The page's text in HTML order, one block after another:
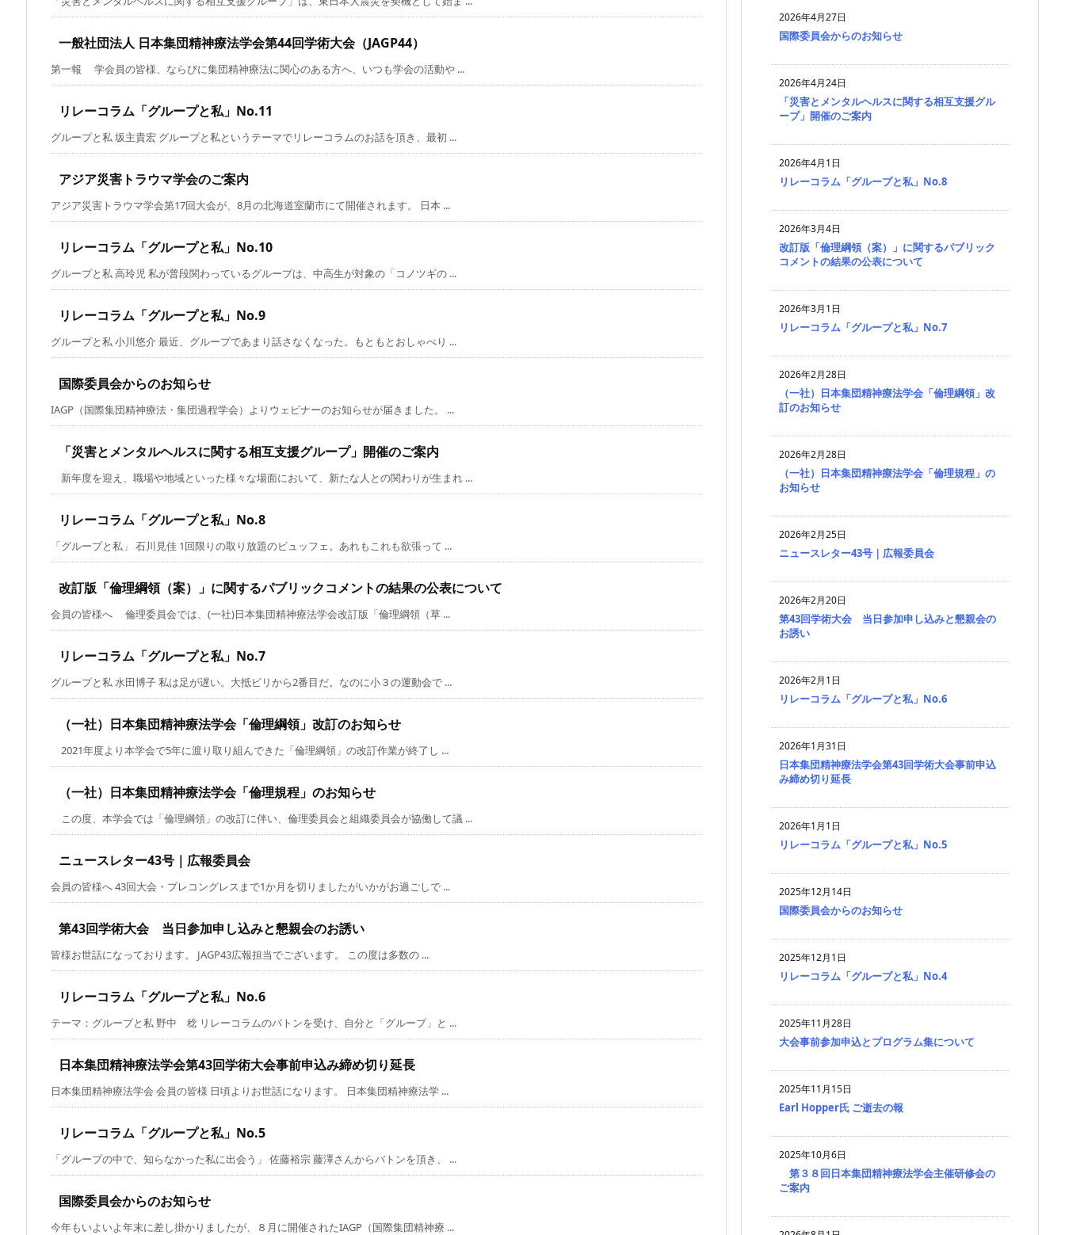
一般社団法人 日本集団精神療法学会第44回学術大会（JAGP44）
第一報 学会員の皆様、ならびに集団精神療法に関心のある方へ、いつも学会の活動や ...
リレーコラム「グループと私」No.11
グループと私 坂主貴宏 グループと私というテーマでリレーコラムのお話を頂き、最初 ...
アジア災害トラウマ学会のご案内
アジア災害トラウマ学会第17回大会が、8月の北海道室蘭市にて開催されます。 日本 ...
リレーコラム「グループと私」No.10
グループと私 高玲児 私が普段関わっているグループは、中高生が対象の「コノツギの ...
リレーコラム「グループと私」No.9
グループと私 小川悠介 最近、グループであまり話さなくなった。もともとおしゃべり ...
国際委員会からのお知らせ
IAGP（国際集団精神療法・集団過程学会）よりウェビナーのお知らせが届きました。 ...
「災害とメンタルヘルスに関する相互支援グループ」開催のご案内
新年度を迎え、職場や地域といった様々な場面において、新たな人との関わりが生まれ ...
リレーコラム「グループと私」No.8
「グループと私」 石川見佳 1回限りの取り放題のビュッフェ。あれもこれも欲張って ...
改訂版「倫理綱領（案）」に関するパブリックコメントの結果の公表について
会員の皆様へ 倫理委員会では、(一社)日本集団精神療法学会改訂版「倫理綱領（草 ...
リレーコラム「グループと私」No.7
グループと私 水田博子 私は足が遅い。大抵ビリから2番目だ。なのに小３の運動会で ...
（一社）日本集団精神療法学会「倫理綱領」改訂のお知らせ
2021年度より本学会で5年に渡り取り組んできた「倫理綱領」の改訂作業が終了し ...
（一社）日本集団精神療法学会「倫理規程」のお知らせ
この度、本学会では「倫理綱領」の改訂に伴い、倫理委員会と組織委員会が協働して議 ...
ニュースレター43号｜広報委員会
会員の皆様へ 43回大会・プレコングレスまで1か月を切りましたがいかがお過ごしで ...
第43回学術大会 当日参加申し込みと懇親会のお誘い
皆様お世話になっております。 JAGP43広報担当でございます。 この度は多数の ...
リレーコラム「グループと私」No.6
テーマ：グループと私 野中 稔 リレーコラムのバトンを受け、自分と「グループ」と ...
日本集団精神療法学会第43回学術大会事前申込み締め切り延長
日本集団精神療法学会 会員の皆様 日頃よりお世話になります。 日本集団精神療法学 ...
リレーコラム「グループと私」No.5
「グループの中で、知らなかった私に出会う」 佐藤裕宗 藤澤さんからバトンを頂き、 ...
国際委員会からのお知らせ
今年もいよいよ年末に差し掛かりましたが、８月に開催されたIAGP（国際集団精神療 ...
2026年4月27日
国際委員会からのお知らせ
2026年4月24日
「災害とメンタルヘルスに関する相互支援グル
ープ」開催のご案内
2026年4月1日
リレーコラム「グループと私」No.8
2026年3月4日
改訂版「倫理綱領（案）」に関するパブリック
コメントの結果の公表について
2026年3月1日
リレーコラム「グループと私」No.7
2026年2月28日
（一社）日本集団精神療法学会「倫理綱領」改
訂のお知らせ
2026年2月28日
（一社）日本集団精神療法学会「倫理規程」の
お知らせ
2026年2月25日
ニュースレター43号｜広報委員会
2026年2月20日
第43回学術大会 当日参加申し込みと懇親会の
お誘い
2026年2月1日
リレーコラム「グループと私」No.6
2026年1月31日
日本集団精神療法学会第43回学術大会事前申込
み締め切り延長
2026年1月1日
リレーコラム「グループと私」No.5
2025年12月14日
国際委員会からのお知らせ
2025年12月1日
リレーコラム「グループと私」No.4
2025年11月28日
大会事前参加申込とプログラム集について
2025年11月15日
Earl Hopper氏 ご逝去の報
2025年10月6日
第３８回日本集団精神療法学会主催研修会の
ご案内